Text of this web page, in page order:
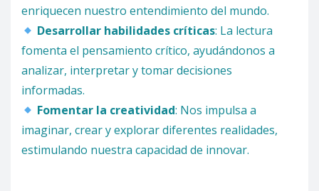
enriquecen nuestro entendimiento del mundo.
Desarrollar habilidades críticas: La lectura
fomenta el pensamiento crítico, ayudándonos a
analizar, interpretar y tomar decisiones
informadas.
Fomentar la creatividad: Nos impulsa a
imaginar, crear y explorar diferentes realidades,
estimulando nuestra capacidad de innovar.